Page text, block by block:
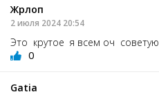
Жрлоп
2 июля 2024 20:54
Это крутое я всем оч советую
0
Gatia